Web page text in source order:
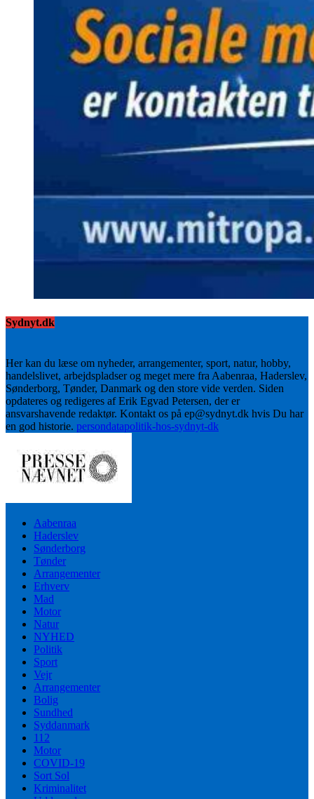
Sydnyt.dk
Her kan du læse om nyheder, arrangementer, sport, natur, hobby,
handelslivet, arbejdspladser og meget mere fra Aabenraa, Haderslev,
Sønderborg, Tønder, Danmark og den store vide verden. Siden
opdateres og redigeres af Erik Egvad Petersen, der er
ansvarshavende redaktør. Kontakt os på ep@sydnyt.dk hvis Du har
en god historie. persondatapolitik-hos-sydnyt-dk
Aabenraa
Haderslev
Sønderborg
Tønder
Arrangementer
Erhverv
Mad
Motor
Natur
NYHED
Politik
Sport
Vejr
Arrangementer
Bolig
Sundhed
Syddanmark
112
Motor
COVID-19
Sort Sol
Kriminalitet